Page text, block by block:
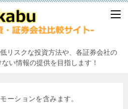
リスクな投資方法や、各証券会社の
い情報の提供を目指します！
ーションを含みます。